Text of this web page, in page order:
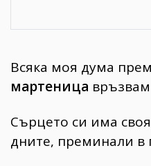
Всяка моя дума
мартеница
Сърцето си има
дните, преминали в